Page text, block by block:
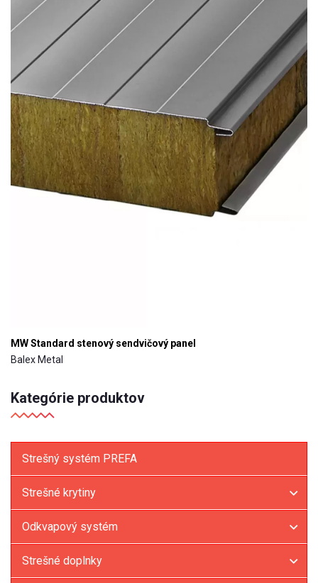
Kategórie produktov
Strešný systém PREFA
Strešné krytiny
Odkvapový systém
Strešné doplnky
MW Standard stenový sendvičový panel
Balex Metal